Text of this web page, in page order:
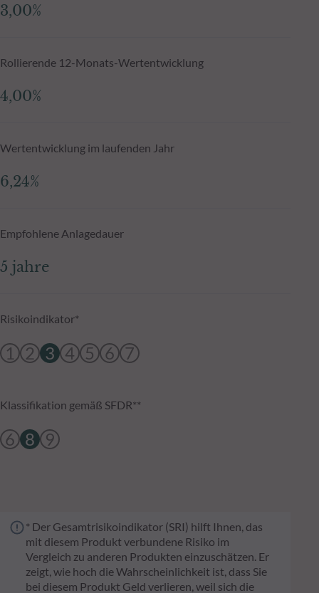
3,00%
Rollierende 12-Monats-Wertentwicklung
4,00%
Wertentwicklung im laufenden Jahr
6,24%
Empfohlene Anlagedauer
5 jahre
Risikoindikator*
1 2 3 4 5 6 7
Klassifikation gemäß SFDR**
6 8 9
* Der Gesamtrisikoindikator (SRI) hilft Ihnen, das
mit diesem Produkt verbundene Risiko im
Vergleich zu anderen Produkten einzuschätzen. Er
zeigt, wie hoch die Wahrscheinlichkeit ist, dass Sie
bei diesem Produkt Geld verlieren, weil sich die